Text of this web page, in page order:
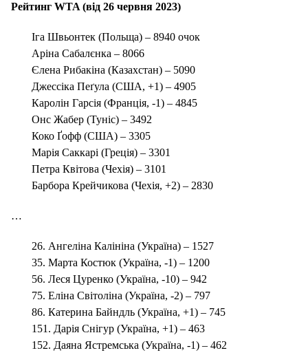
Рейтинг WTA (від 26 червня 2023)
Іга Швьонтек (Польща) – 8940 очок
Аріна Сабалєнка – 8066
Єлена Рибакіна (Казахстан) – 5090
Джессіка Пеґула (США, +1) – 4905
Каролін Гарсія (Франція, -1) – 4845
Онс Жабер (Туніс) – 3492
Коко Ґофф (США) – 3305
Марія Саккарі (Греція) – 3301
Петра Квітова (Чехія) – 3101
Барбора Крейчикова (Чехія, +2) – 2830
…
26. Ангеліна Калініна (Україна) – 1527
35. Марта Костюк (Україна, -1) – 1200
56. Леся Цуренко (Україна, -10) – 942
75. Еліна Світоліна (Україна, -2) – 797
86. Катерина Байндль (Україна, +1) – 745
151. Дарія Снігур (Україна, +1) – 463
152. Даяна Ястремська (Україна, -1) – 462